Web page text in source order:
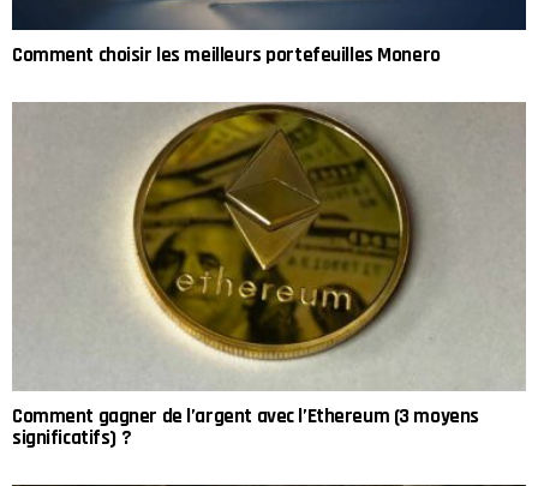
Comment choisir les meilleurs portefeuilles Monero
Comment gagner de l’argent avec l’Ethereum (3 moyens
significatifs) ?